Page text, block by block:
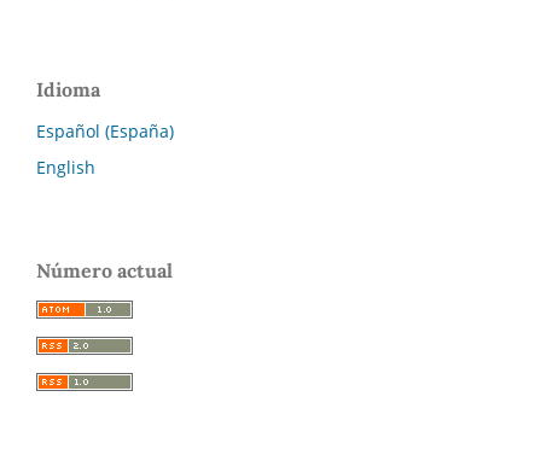
Idioma
Español (España)
English
Número actual